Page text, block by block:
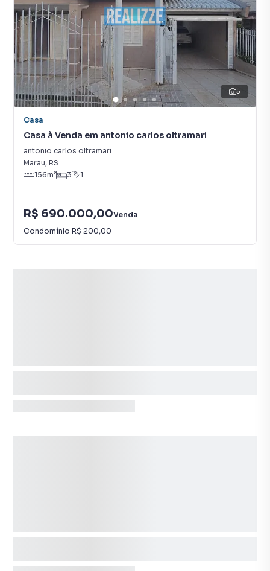
5
Casa
Casa à Venda em antonio carlos oltramari
antonio carlos oltramari
Marau, RS
156m² 3 1
R$ 690.000,00Venda
Condomínio R$ 200,00